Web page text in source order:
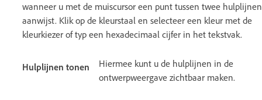
wanneer u met de muiscursor een punt tussen twee hulplijnen
aanwijst. Klik op de kleurstaal en selecteer een kleur met de
kleurkiezer of typ een hexadecimaal cijfer in het tekstvak.
Hulplijnen tonen
Hiermee kunt u de hulplijnen in de
ontwerpweergave zichtbaar maken.